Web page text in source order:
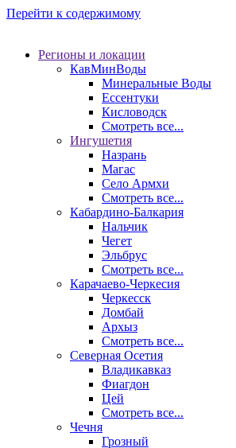
Перейти к содержимому
Регионы и локации
КавМинВоды
Минеральные Воды
Ессентуки
Кисловодск
Смотреть все...
Ингушетия
Назрань
Магас
Село Армхи
Смотреть все...
Кабардино-Балкария
Нальчик
Чегет
Эльбрус
Смотреть все...
Карачаево-Черкесия
Черкесск
Домбай
Архыз
Смотреть все...
Северная Осетия
Владикавказ
Фиагдон
Цей
Смотреть все...
Чечня
Грозный